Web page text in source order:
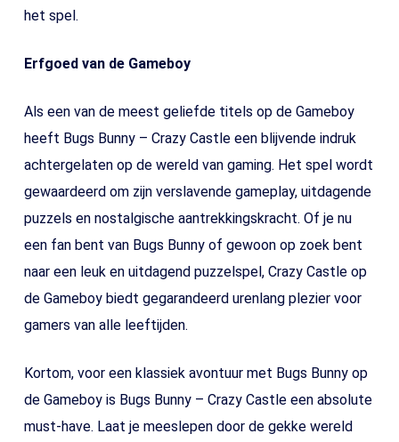
het spel.
Erfgoed van de Gameboy
Als een van de meest geliefde titels op de Gameboy
heeft Bugs Bunny – Crazy Castle een blijvende indruk
achtergelaten op de wereld van gaming. Het spel wordt
gewaardeerd om zijn verslavende gameplay, uitdagende
puzzels en nostalgische aantrekkingskracht. Of je nu
een fan bent van Bugs Bunny of gewoon op zoek bent
naar een leuk en uitdagend puzzelspel, Crazy Castle op
de Gameboy biedt gegarandeerd urenlang plezier voor
gamers van alle leeftijden.
Kortom, voor een klassiek avontuur met Bugs Bunny op
de Gameboy is Bugs Bunny – Crazy Castle een absolute
must-have. Laat je meeslepen door de gekke wereld